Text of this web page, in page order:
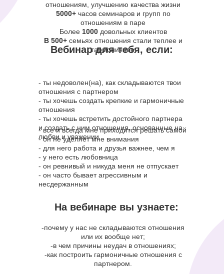
отношениям, улучшению качества жизни
5000+ часов семинаров и групп по
отношениям в паре
Более 1000 довольных клиентов
В 500+семьях отношения стали теплее и
гармоничнее
- все и всегда мне приходится решать самой
- он не уделяет мне внимания
- для него работа и друзья важнее, чем я
- у него есть любовница
- он ревнивый и никуда меня не отпускает
- он часто бывает агрессивным и
несдержанным
-почему у нас не складываются отношения
или их вообще нет;
-в чем причины неудач в отношениях;
-как построить гармоничные отношения с
партнером.
Вебинар для тебя, если:
На вебинаре вы узнаете:
- ты недоволен(на), как складываются твои
отношения с партнером
- ты хочешь создать крепкие и гармоничные
отношения
- ты хочешь встретить достойного партнера
и создать с ним отношения, основанные на
любви и уважении